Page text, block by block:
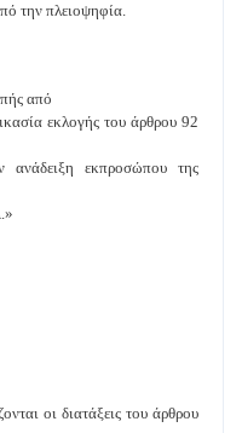
την πλειοψηφία.
από
εκλογής του άρθρου 92
ανάδειξη εκπροσώπου της
οι διατάξεις του άρθρου